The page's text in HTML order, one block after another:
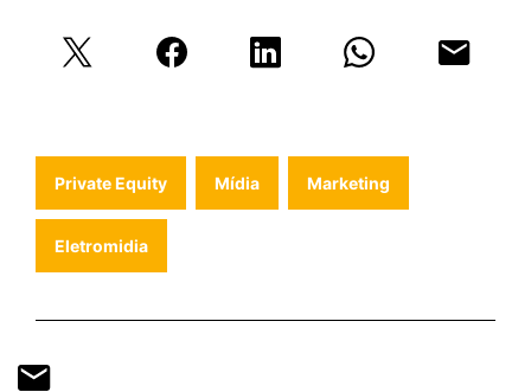
Private Equity Mídia Marketing
Eletromidia